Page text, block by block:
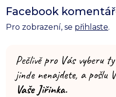
Facebook
Pro zobrazení, se přihlaste.
Pečlivě pro Vás vyberu
jinde nenajdete, a pošlu
Vaše Jiřinka.